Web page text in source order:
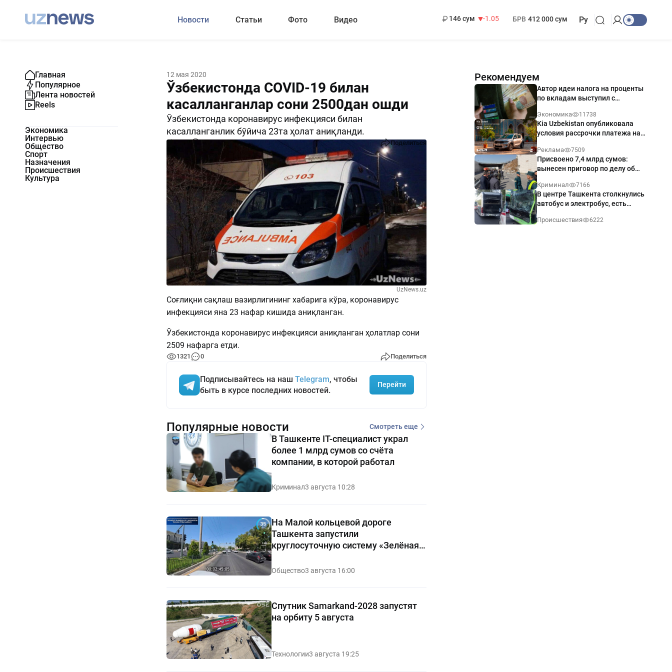
Новости Статьи Фото Видео
146 сум
-1.05
БРВ 412 000 сум Ру
Главная
Популярное
Лента новостей
Reels
Экономика
Интервью
Общество
Спорт
Назначения
Происшествия
Культура
12 мая 2020
Ўзбекистонда COVID-19 билан
касалланганлар сони 2500дан ошди
Ўзбекистонда коронавирус инфекцияси билан
касалланганлик бўйича 23та ҳолат аниқланди.
Поделиться
UzNews.uz
Соғлиқни сақлаш вазирлигининг хабарига кўра, коронавирус
инфекцияси яна 23 нафар кишида аниқланган.
Ўзбекистонда коронавирус инфекцияси аниқланган ҳолатлар сони
2509 нафарга етди.
1321 0 Поделиться
Подписывайтесь на наш Telegram, чтобы
быть в курсе последних новостей.
Перейти
Рекомендуем
Автор идеи налога на проценты
по вкладам выступил с
Экономика 11738
Kia Uzbekistan опубликовала
условия рассрочки платежа на
годовых
Реклама 7509
Присвоено 7,4 млрд сумов:
вынесен приговор по делу об
Ташкенте
Криминал 7166
В центре Ташкента столкнулись
автобус и электробус, есть
Происшествия 6222
Популярные новости Смотреть еще
В Ташкенте IT-специалист украл
более 1 млрд сумов со счёта
компании, в которой работал
Криминал3 августа 10:28
На Малой кольцевой дороге
Ташкента запустили
круглосуточную систему «Зелёная
волна»
Общество3 августа 16:00
Спутник Samarkand-2028 запустят
на орбиту 5 августа
Технологии3 августа 19:25